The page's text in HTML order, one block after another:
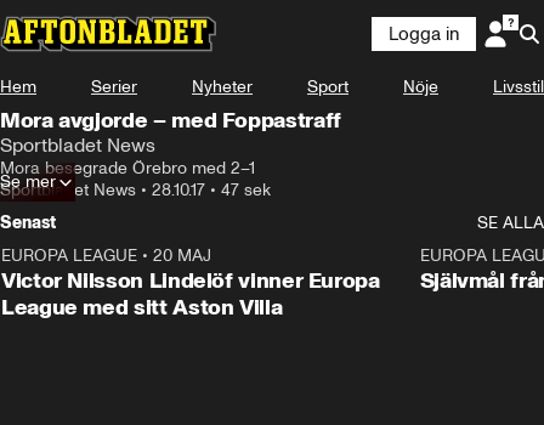
Logga in
Hem Serier Nyheter Sport Nöje Livsstil
Mora avgjorde – med Foppastraff
Sportbladet News
Mora besegrade Örebro med 2–1
Sportbladet News • 28.10.17 • 47 sek
Se mer
Senast
SE ALLA
EUROPA LEAGUE • 20 MAJ
Victor Nilsson Lindelöf vinner Europa
League med sitt Aston Villa
EUROPA
Självmål